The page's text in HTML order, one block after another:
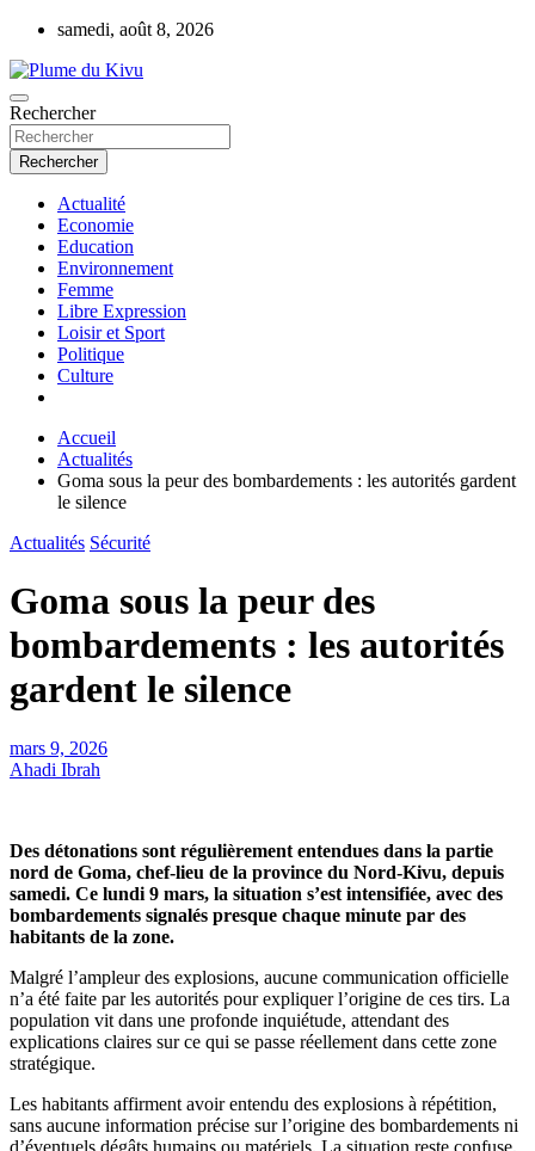
Aller
contenu
samedi, août 8, 2026
Plume du Kivu
Rechercher
Rechercher
Actualité
Economie
Education
Environnement
Femme
Libre Expression
Loisir et Sport
Politique
Culture
Accueil
Actualités
Goma sous la peur des bombardements : les autorités gardent
le silence
Actualités Sécurité
Goma sous la peur des
bombardements : les autorités
gardent le silence
mars 9, 2026
Ahadi Ibrah
Des détonations sont régulièrement entendues dans la partie
nord de Goma, chef-lieu de la province du Nord-Kivu, depuis
samedi. Ce lundi 9 mars, la situation s’est intensifiée, avec des
bombardements signalés presque chaque minute par des
habitants de la zone.
Malgré l’ampleur des explosions, aucune communication officielle
n’a été faite par les autorités pour expliquer l’origine de ces tirs. La
population vit dans une profonde inquiétude, attendant des
explications claires sur ce qui se passe réellement dans cette zone
stratégique.
Les habitants affirment avoir entendu des explosions à répétition,
sans aucune information précise sur l’origine des bombardements ni
d’éventuels dégâts humains ou matériels. La situation reste confuse,